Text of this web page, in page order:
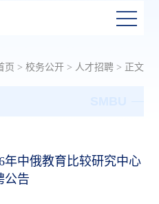
页 > 校务公开> 人才招聘> 正文
年中俄教育比较研究中心
公告